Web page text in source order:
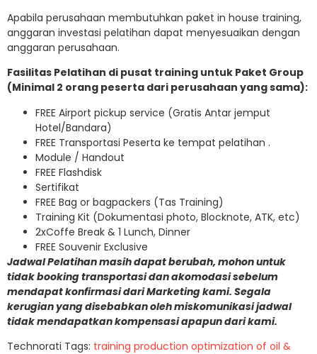
Apabila perusahaan membutuhkan paket in house training,
anggaran investasi pelatihan dapat menyesuaikan dengan
anggaran perusahaan.
Fasilitas Pelatihan di pusat training untuk Paket Group
(Minimal 2 orang peserta dari perusahaan yang sama):
FREE Airport pickup service (Gratis Antar jemput
Hotel/Bandara)
FREE Transportasi Peserta ke tempat pelatihan .
Module / Handout
FREE Flashdisk
Sertifikat
FREE Bag or bagpackers (Tas Training)
Training Kit (Dokumentasi photo, Blocknote, ATK, etc)
2xCoffe Break & 1 Lunch, Dinner
FREE Souvenir Exclusive
Jadwal Pelatihan masih dapat berubah, mohon untuk
tidak booking transportasi dan akomodasi sebelum
mendapat konfirmasi dari Marketing kami. Segala
kerugian yang disebabkan oleh miskomunikasi jadwal
tidak mendapatkan kompensasi apapun dari kami.
Technorati Tags: training production optimization of oil &